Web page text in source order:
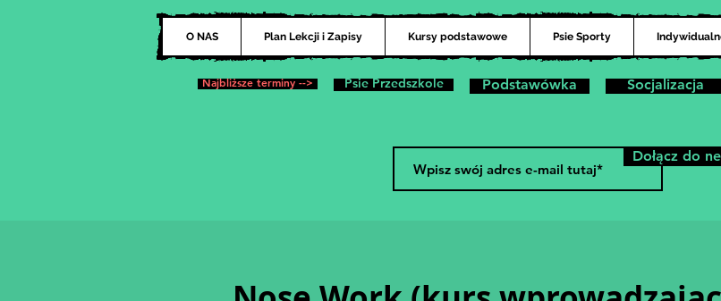
O NAS Plan Lekcji i Zapisy Kursy podstawowe Psie Sporty
Najbliższe terminy --> Psie Przedszkole Podstawówka Socjalizacja
Dołącz do